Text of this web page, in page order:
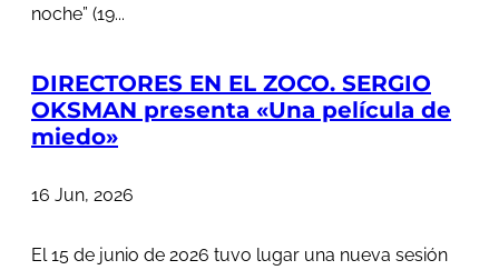
noche” (19...
DIRECTORES EN EL ZOCO. SERGIO
OKSMAN presenta «Una película de
miedo»
16 Jun, 2026
El 15 de junio de 2026 tuvo lugar una nueva sesión